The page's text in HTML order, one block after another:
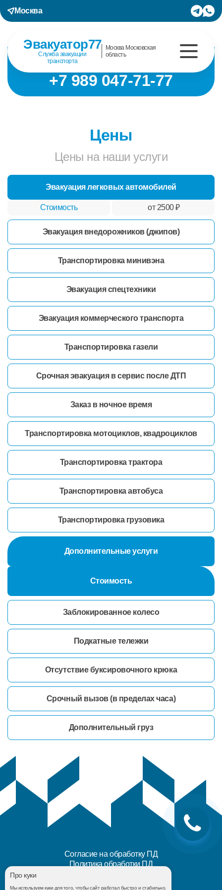
Москва
Эвакуатор77
Служба эвакуации
транспорта
Москва Московская
область
+7 989 047-71-77
Цены
Цены на наши услуги
Эвакуация легковых автомобилей
от 2500 ₽
Эвакуация внедорожников (джипов)
Транспортировка минивэна
Эвакуация спецтехники
Эвакуация коммерческого транспорта
Транспортировка газели
Срочная эвакуация в сервис после ДТП
Заказ в ночное время
Транспортировка мотоциклов, квадроциклов
Транспортировка трактора
Транспортировка автобуса
Транспортировка грузовика
Дополнительные услуги
Стоимость
Заблокированное колесо
Подкатные тележки
Отсутствие буксировочного крюка
Срочный вызов (в пределах часа)
Дополнительный груз
Согласие на обработку ПД
Политика обработки ПД
Про куки
Мы используем куки для того, чтобы сайт работал быстро и стабильно.